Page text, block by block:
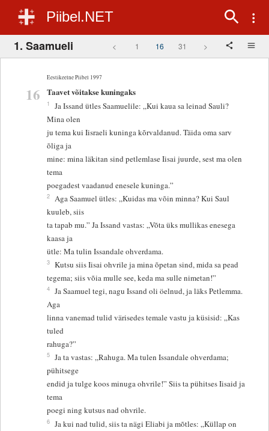
Piibel.NET
1. Saamueli < 1 16 31 >
Eestikeelne Piibel 1997
16 Taavet võitakse kuningaks
1
Ja Issand ütles Saamuelile: „Kui kaua sa leinad Sauli?
Mina olen
ju tema kui Iisraeli kuninga kõrvaldanud. Täida oma sarv
õliga ja
mine: mina läkitan sind petlemlase Iisai juurde, sest ma olen
tema
poegadest vaadanud enesele kuninga.”
2 Aga Saamuel ütles: „Kuidas ma võin minna? Kui Saul
kuuleb, siis
ta tapab mu.” Ja Issand vastas: „Võta üks mullikas enesega
kaasa ja
ütle: Ma tulin Issandale ohverdama.
3 Kutsu siis Iisai ohvrile ja mina õpetan sind, mida sa pead
tegema; siis võia mulle see, keda ma sulle nimetan!”
4 Ja Saamuel tegi, nagu Issand oli öelnud, ja läks Petlemma.
Aga
linna vanemad tulid värisedes temale vastu ja küsisid: „Kas
tuled
rahuga?”
5 Ja ta vastas: „Rahuga. Ma tulen Issandale ohverdama;
pühitsege
endid ja tulge koos minuga ohvrile!” Siis ta pühitses Iisaid ja
tema
poegi ning kutsus nad ohvrile.
6 Ja kui nad tulid, siis ta nägi Eliabi ja mõtles: „Küllap on